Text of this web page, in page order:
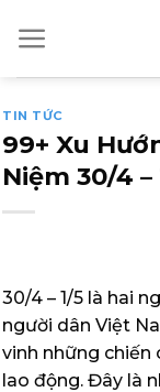
TIN TỨC
99+ Xu
Niệm 30/4
30/4 – 1/5 là hai
người dân Việt
vinh những chiến
lao động. Đây là